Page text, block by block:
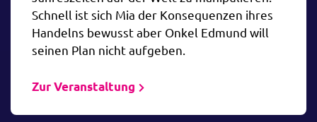
Schnell ist sich Mia der Konsequenzen ihres
Handelns bewusst aber Onkel Edmund will
seinen Plan nicht aufgeben.
Zur Veranstaltung